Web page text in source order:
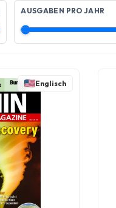
AUSGABEN PRO JAHR
Englisch